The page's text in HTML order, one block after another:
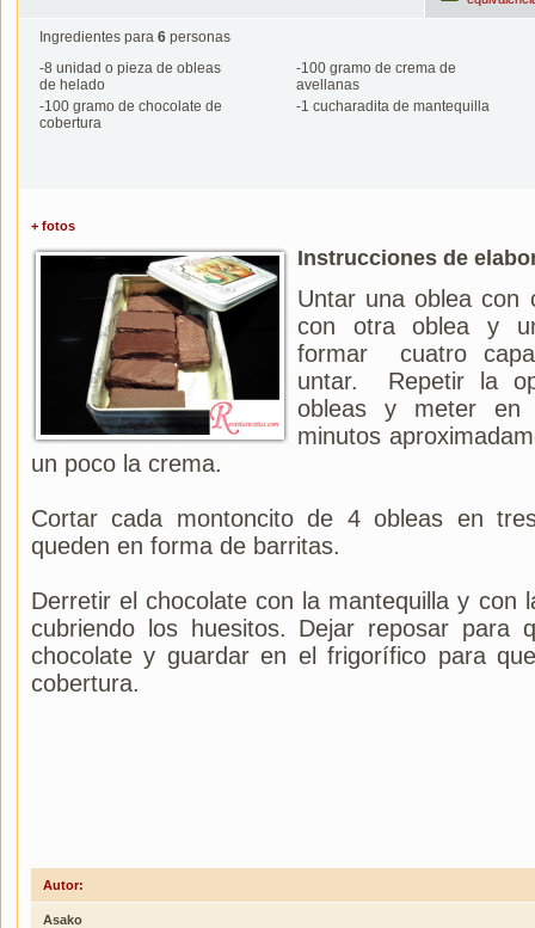
Ingredientes para 6 personas
-8 unidad o pieza de obleas
de helado
-100 gramo de crema de
avellanas
-100 gramo de chocolate de
cobertura
-1 cucharadita de mantequilla
+ fotos
Instrucciones de
Untar una oblea con
con otra oblea y
formar cuatro
untar. Repetir la
obleas y meter en
minutos
un poco la crema.
Cortar cada montoncito de 4 obleas en
queden en forma de barritas.
Derretir el chocolate con la mantequilla y con
cubriendo los huesitos. Dejar reposar para
chocolate y guardar en el frigorífico para
cobertura.
Autor:
Asako